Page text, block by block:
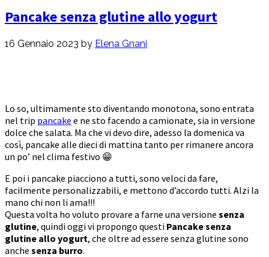
Pancake senza glutine allo yogurt
16 Gennaio 2023 by Elena Gnani
Lo so, ultimamente sto diventando monotona, sono entrata
nel trip pancake e ne sto facendo a camionate, sia in versione
dolce che salata. Ma che vi devo dire, adesso la domenica va
così, pancake alle dieci di mattina tanto per rimanere ancora
un po’ nel clima festivo 😁
E poi i pancake piacciono a tutti, sono veloci da fare,
facilmente personalizzabili, e mettono d’accordo tutti. Alzi la
mano chi non li ama!!!
Questa volta ho voluto provare a farne una versione senza
glutine, quindi oggi vi propongo questi Pancake senza
glutine allo yogurt, che oltre ad essere senza glutine sono
anche senza burro.